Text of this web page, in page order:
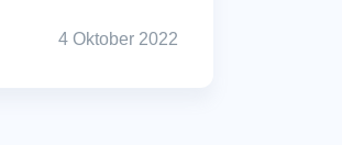
4 Oktober 2022